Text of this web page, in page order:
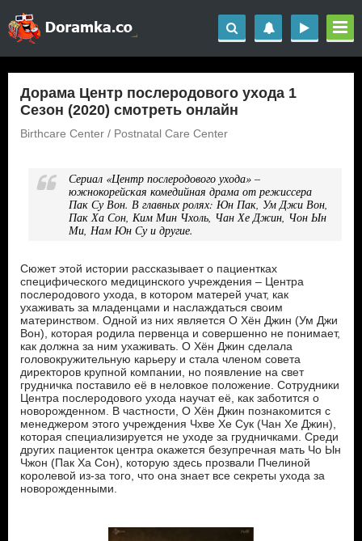
Дорама Центр послеродового ухода 1
Сезон (2020) смотреть онлайн
Birthcare Center / Postnatal Care Center
Сериал «Центр послеродового ухода» –
южнокорейская комедийная драма от режиссера
Пак Су Вон. В главных ролях: Юн Пак, Ум Джи Вон,
Пак Ха Сон, Ким Мин Чхоль, Чан Хе Джин, Чон Ын
Ми, Нам Юн Су и другие.
Сюжет этой истории рассказывает о пациентках
специфического медицинского учреждения – Центра
послеродового ухода, в котором матерей учат, как
ухаживать за младенцами и наслаждаться своим
материнством. Одной из них является О Хён Джин (Ум Джи
Вон), которая родила первенца и совершенно не понимает,
как должна за ним ухаживать. О Хён Джин сделала
головокружительную карьеру и стала членом совета
директоров крупной компании, но появление на свет
грудничка поставило её в неловкое положение. Сотрудники
Центра послеродового ухода научат её, как заботится о
новорожденном. В частности, О Хён Джин познакомится с
менеджером этого учреждения Чхве Хе Сук (Чан Хе Джин),
которая специализируется не уходе за грудничками. Среди
других пациенток центра окажется безупречная мать Чо Ын
Чжон (Пак Ха Сон), которую здесь прозвали Пчелиной
королевой из-за того, что она знает все секреты ухода за
новорожденными.